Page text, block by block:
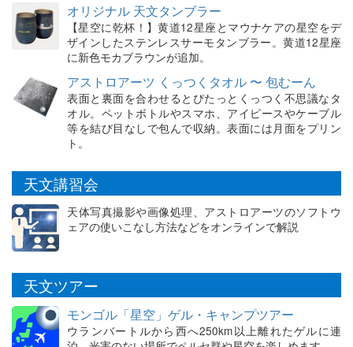
オリジナル 天文タンブラー
【星空に乾杯！】黄道12星座とマウナケアの星空をデ
ザインしたステンレスサーモタンブラー。黄道12星座
に新色モカブラウンが追加。
アストロアーツ くっつくタオル 〜 包むーん
表面と裏面を合わせるとぴたっとくっつく不思議なタ
オル。ペットボトルやスマホ、アイピースやケーブル
等を結び目なしで包んで収納。表面には月面をプリン
ト。
天文講習会
天体写真撮影や画像処理、アストロアーツのソフトウ
ェアの使いこなし方法などをオンラインで解説
天文ツアー
モンゴル「星空」ゲル・キャンプツアー
ウランバートルから西へ250km以上離れたゲルに連